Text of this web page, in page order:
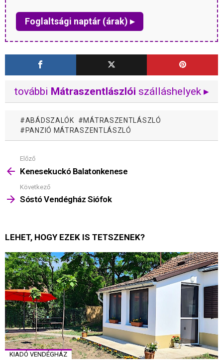
Foglaltsági naptár (árak) ▸
további Mátraszentlászlói szálláshelyek ▸
ABÁDSZALÓK
MÁTRASZENTLÁSZLÓ
PANZIÓ MÁTRASZENTLÁSZLÓ
Mutass
többet
Előző
Kenesekuckó Balatonkenese
Következő
Sóstó Vendégház Siófok
LEHET, HOGY EZEK IS TETSZENEK?
KIADÓ VENDÉGHÁZ